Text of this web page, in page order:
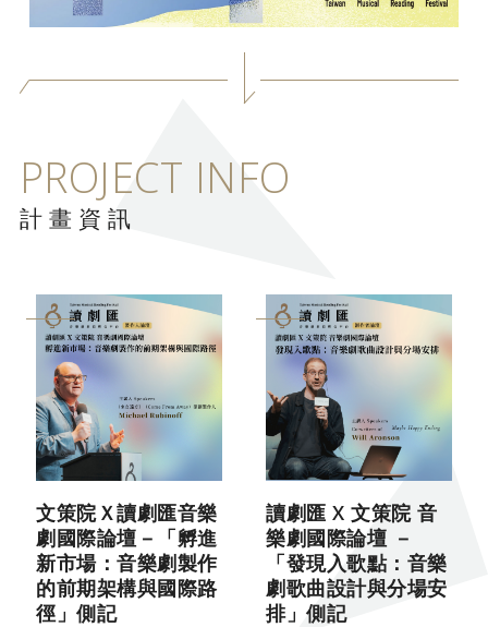
PROJECT INFO
計畫資訊
文策院Ｘ讀劇匯音樂
劇國際論壇－「孵進
新市場：音樂劇製作
的前期架構與國際路
徑」側記
讀劇匯 X 文策院 音
樂劇國際論壇 －
「發現入歌點：音樂
劇歌曲設計與分場安
排」側記